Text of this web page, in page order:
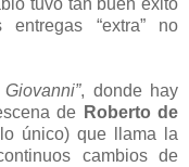
tuvo tan buen éxito
“extra” no
Giovanni”, donde hay
de Roberto de
único) que llama la
cambios de